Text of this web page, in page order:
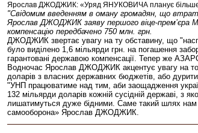
Ярослав ДЖОДЖИК: «Уряд ЯНУКОВИЧА планує більше
"Свідомим введенням в оману громадян, що
Ярослав ДЖОДЖИК заяву першого віце-прем’єра
компенсацію передбачено 750 млн. грн.
ДЖОДЖИК звертає увагу на ту обставину, що
було виділено 1,6 мільярди грн. на погашення
гарантовані державою компенсації. Тепер же
Водночас Ярослав ДЖОДЖИК акцентує увагу на
доларів з власних державних бюджетів, або
"УНП працюватиме над тим, аби заощадження
132 мільярди доларів кожній сусідній державі, з
лишатимуться дуже бідними. Саме такий шлях нам
самооборона» Ярослав ДЖОДЖИК.